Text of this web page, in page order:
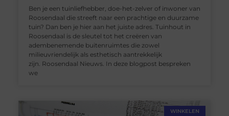
Ben je een tuinliefhebber, doe-het-zelver of inwoner van
Roosendaal die streeft naar een prachtige en duurzame
tuin? Dan ben je hier aan het juiste adres. Tuinhout in
Roosendaal is de sleutel tot het creëren van
adembenemende buitenruimtes die zowel
milieuvriendelijk als esthetisch aantrekkelijk
zijn. Roosendaal Nieuws. In deze blogpost bespreken
we
WINKELEN